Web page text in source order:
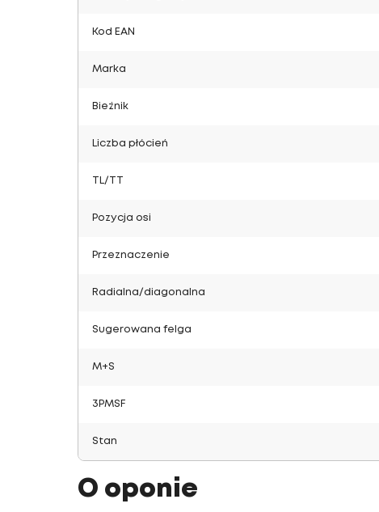
Kod EAN
Marka
Bieżnik
Liczba płócień
TL/TT
Pozycja osi
Przeznaczenie
Radialna/diagonalna
Sugerowana felga
M+S
3PMSF
Stan
O oponie